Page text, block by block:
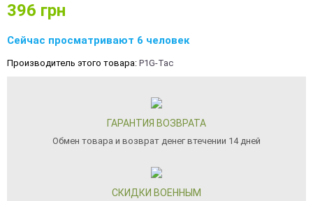
396 грн
Сейчас просматривают 6 человек
Производитель этого товара: P1G-Tac
ГАРАНТИЯ ВОЗВРАТА
Обмен товара и возврат денег втечении 14 дней
СКИДКИ ВОЕННЫМ